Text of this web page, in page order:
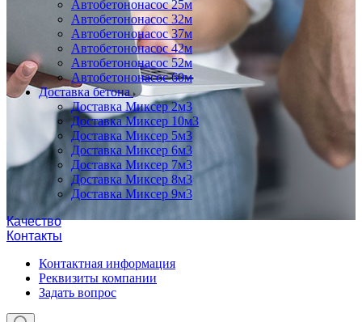
Автобетононасос 25м
Автобетононасос 32м
Автобетононасос 37м
Автобетононасос 42м
Автобетононасос 52м
Автобетононасос 60м
Доставка бетона
Доставка Миксер 2м3
Доставка Миксер 10м3
Доставка Миксер 5м3
Доставка Миксер 6м3
Доставка Миксер 7м3
Доставка Миксер 8м3
Доставка Миксер 9м3
Качество
Контакты
Контактная информация
Реквизиты компании
Задать вопрос